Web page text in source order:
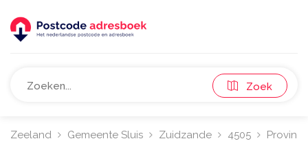
Zoek
Zeeland Gemeente Sluis Zuidzande 4505